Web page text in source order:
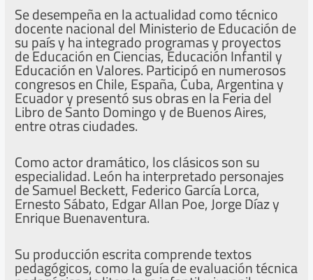
Se desempeña en la actualidad como técnico
docente nacional del Ministerio de Educación de
su país y ha integrado programas y proyectos
de Educación en Ciencias, Educación Infantil y
Educación en Valores. Participó en numerosos
congresos en Chile, España, Cuba, Argentina y
Ecuador y presentó sus obras en la Feria del
Libro de Santo Domingo y de Buenos Aires,
entre otras ciudades.
Como actor dramático, los clásicos son su
especialidad. León ha interpretado personajes
de Samuel Beckett, Federico García Lorca,
Ernesto Sábato, Edgar Allan Poe, Jorge Díaz y
Enrique Buenaventura.
Su producción escrita comprende textos
pedagógicos, como la guía de evaluación técnica